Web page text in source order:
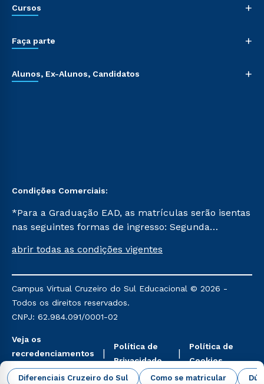
Diferenciais Cruzeiro do Sul Como se matricular
Cursos +
Faça parte +
Alunos, Ex-Alunos, Candidatos +
Condições Comerciais:
*Para a Graduação EAD, as matrículas serão isentas
nas seguintes formas de ingresso: Segunda
Já para as demais, a taxa de matrícula será de R$
mencionadas são referentes aos cursos: Ensino
Religioso, Geografia para a Docência e Metodologia
do Ensino de História: Questões Atuais.
abrir todas as condições vigentes
Campus Virtual Cruzeiro do Sul Educacional © 2026 -
Todos os direitos reservados.
CNPJ: 62.984.091/0001-02
Veja os
recredenciamentos
aqui
Política de
Privacidade
Política de
Cookies